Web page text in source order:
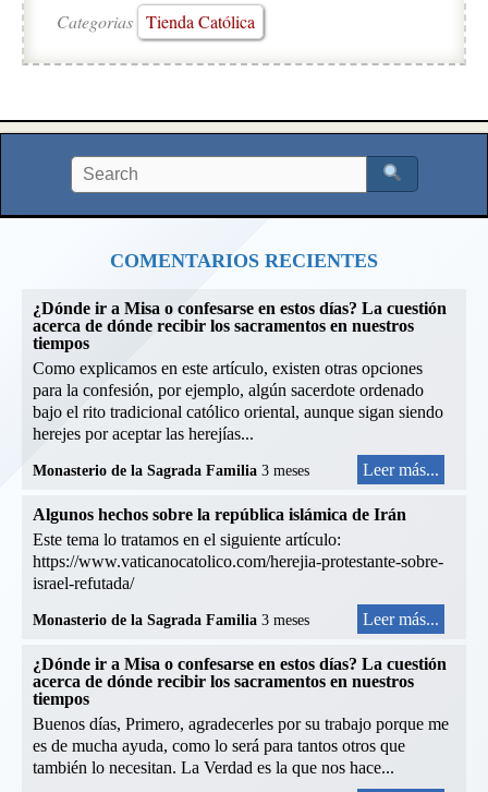
Categorias Tienda Católica
COMENTARIOS RECIENTES
¿Dónde ir a Misa o confesarse en estos días? La cuestión
acerca de dónde recibir los sacramentos en nuestros
tiempos
Como explicamos en este artículo, existen otras opciones
para la confesión, por ejemplo, algún sacerdote ordenado
bajo el rito tradicional católico oriental, aunque sigan siendo
herejes por aceptar las herejías...
Monasterio de la Sagrada Familia 3 meses Leer más...
Algunos hechos sobre la república islámica de Irán
Este tema lo tratamos en el siguiente artículo:
https://www.vaticanocatolico.com/herejia-protestante-sobre-
israel-refutada/
Monasterio de la Sagrada Familia 3 meses Leer más...
¿Dónde ir a Misa o confesarse en estos días? La cuestión
acerca de dónde recibir los sacramentos en nuestros
tiempos
Buenos días, Primero, agradecerles por su trabajo porque me
es de mucha ayuda, como lo será para tantos otros que
también lo necesitan. La Verdad es la que nos hace...